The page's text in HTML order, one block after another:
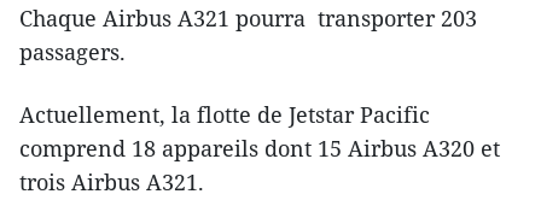
Chaque Airbus A321 pourra transporter 203
passagers.
Actuellement, la flotte de Jetstar Pacific
comprend 18 appareils dont 15 Airbus A320 et
trois Airbus A321.